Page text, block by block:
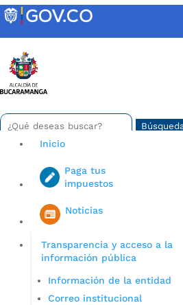
Skip
to
Buscar:
Search
for...
Iniciar sesión en gov co
Inicio
Paga tus
impuestos
Noticias
Transparencia y acceso a la
información pública
Información de la entidad
Correo institucional